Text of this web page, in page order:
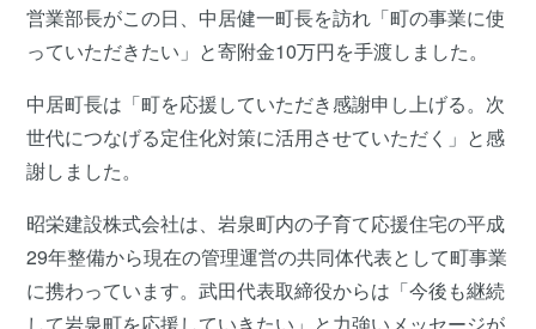
営業部長がこの日、中居健一町長を訪れ「町の事業に使
っていただきたい」と寄附金10万円を手渡しました。
中居町長は「町を応援していただき感謝申し上げる。次
世代につなげる定住化対策に活用させていただく」と感
謝しました。
昭栄建設株式会社は、岩泉町内の子育て応援住宅の平成
29年整備から現在の管理運営の共同体代表として町事業
に携わっています。武田代表取締役からは「今後も継続